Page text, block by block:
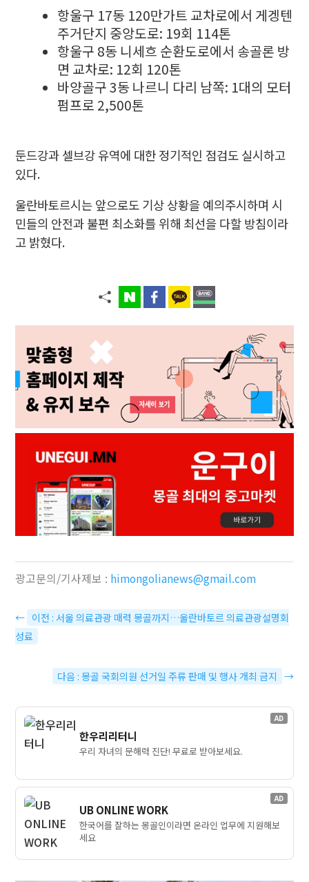
항울구 17동 120만가트 교차로에서 게겡텐
주거단지 중앙도로: 19회 114톤
항울구 8동 니세흐 순환도로에서 송골론 방
면 교차로: 12회 120톤
바양골구 3동 나르니 다리 남쪽: 1대의 모터
펌프로 2,500톤
둔드강과 셀브강 유역에 대한 정기적인 점검도 실시하고
있다.
울란바토르시는 앞으로도 기상 상황을 예의주시하며 시
민들의 안전과 불편 최소화를 위해 최선을 다할 방침이라
고 밝혔다.
광고문의/기사제보 : himongolianews@gmail.com
← 이전 : 서울 의료관광 매력 몽골까지…울란바토르 의료관광설명회
성료
다음 : 몽골 국회의원 선거일 주류 판매 및 행사 개최 금지 →
AD
한우리리터니
우리 자녀의 문해력 진단! 무료로 받아보세요.
AD
UB ONLINE WORK
한국어를 잘하는 몽골인이라면 온라인 업무에 지원해보
세요